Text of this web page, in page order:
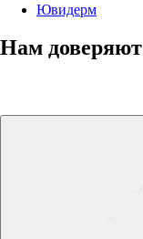
Ювидерм
Нам доверяют